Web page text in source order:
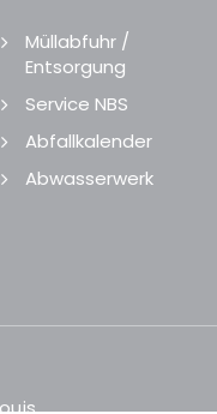
Müllabfuhr /
Entsorgung
Service NBS
Abfallkalender
Abwasserwerk